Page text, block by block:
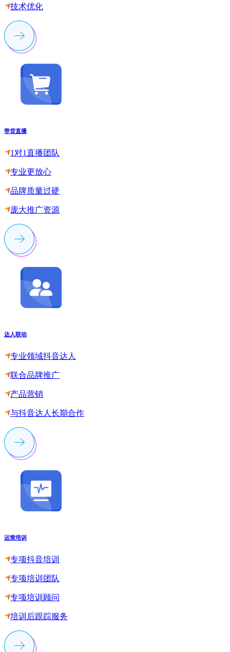
技术优化
带货直播
1对1直播团队
专业更放心
品牌质量过硬
庞大推广资源
达人联动
专业领域抖音达人
联合品牌推广
产品营销
与抖音达人长期合作
运营培训
专项抖音培训
专项培训团队
专项培训顾问
培训后跟踪服务